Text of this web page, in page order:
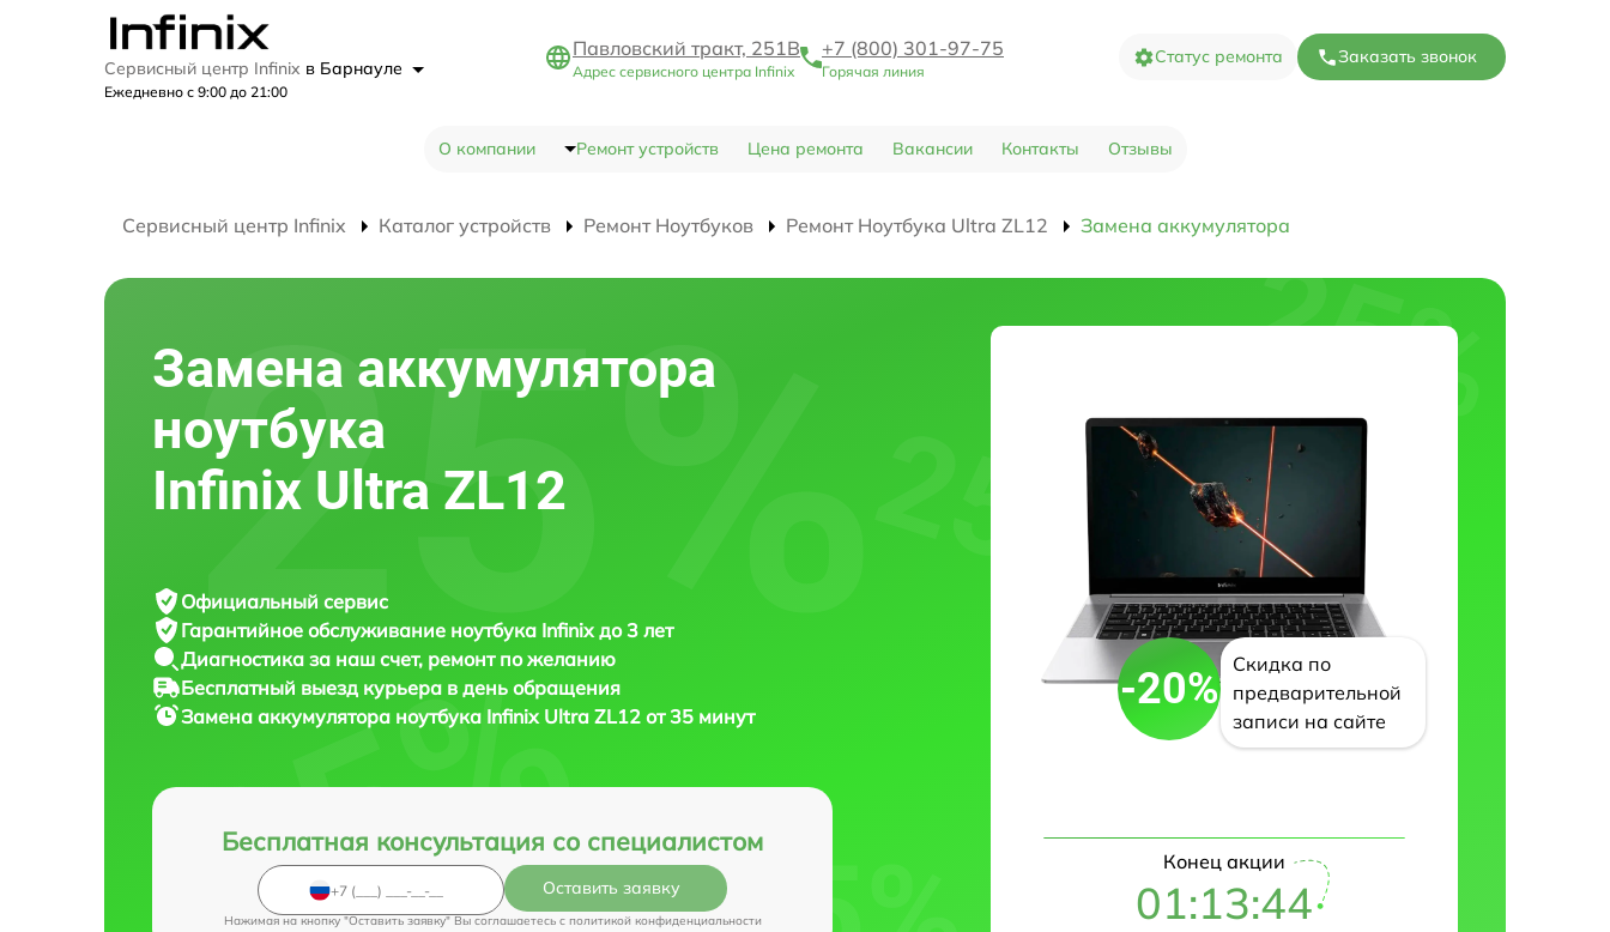
Сервисный центр Infinix в Барнауле
Ежедневно с 9:00 до 21:00
Павловский тракт, 251В
Адрес сервисного центра Infinix
+7 (800) 301-97-75
Горячая линия
Статус ремонта Заказать звонок
О компании Ремонт устройств Цена ремонта Вакансии Контакты Отзывы
Сервисный центр Infinix Каталог устройств Ремонт Ноутбуков Ремонт Ноутбука Ultra ZL12 Замена аккумулятора
Замена аккумулятора
ноутбука
Infinix Ultra ZL12
Официальный сервис
Гарантийное обслуживание ноутбука Infinix до 3 лет
Диагностика за наш счет, ремонт по желанию
Бесплатный выезд курьера в день обращения
Замена аккумулятора ноутбука Infinix Ultra ZL12 от 35 минут
Бесплатная консультация со специалистом
Оставить заявку
Нажимая на кнопку "Оставить заявку" Вы соглашаетесь c политикой конфиденциальности
-20%
Скидка по
предварительной
записи на сайте
Конец акции
01:13:43